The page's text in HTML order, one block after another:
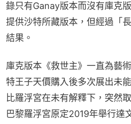
錄只有Ganay版本而沒有庫克
提供沙特所藏版本，但經過「
結果。
庫克版本《救世主》一直為藝
特王子天價購入後多次展出未
比羅浮宮在未有解釋下，突然
巴黎羅浮宮原定2019年舉行達